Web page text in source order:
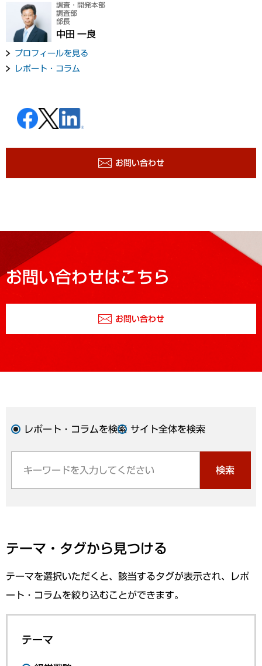
調査・開発本部
調査部
部長
中田 一良
プロフィールを見る
レポート・コラム
お問い合わせ
お問い合わせはこちら
お問い合わせ
レポート・コラムを検索 サイト全体を検索
検索
テーマ・タグから見つける
テーマを選択いただくと、該当するタグが表示され、レポ
ート・コラムを絞り込むことができます。
テーマ